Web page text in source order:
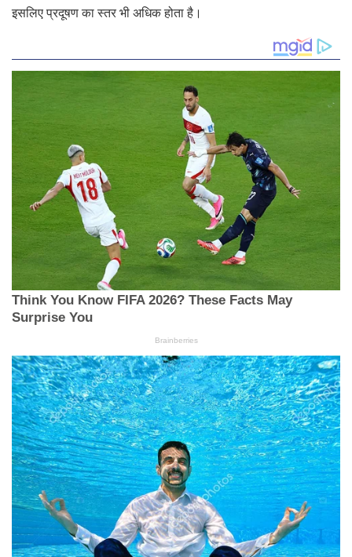
इसलिए प्रदूषण का स्तर भी अधिक होता है।